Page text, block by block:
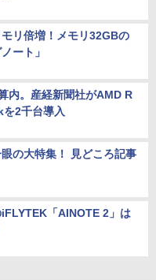
リ倍増！メモリ32GBの
ート」
内。産経新聞社がAMD R
2千台導入
の大特集！ 見どころ記事
「AINOTE 2」は